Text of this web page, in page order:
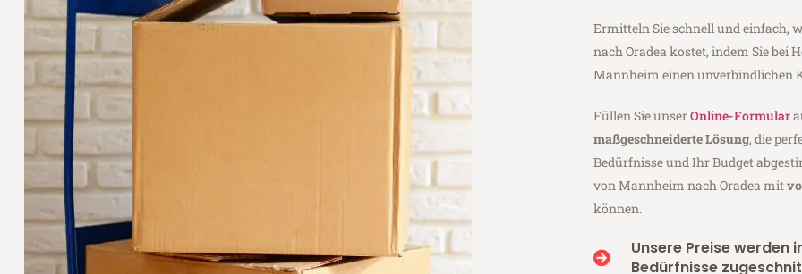
Ermitteln Sie schnell und einfach,
nach Oradea kostet, indem Sie bei
Mannheim einen unverbindlichen
Füllen Sie unserOnline-Formular
maßgeschneiderte Lösung, die
Bedürfnisse und Ihr Budget
von Mannheim nach Oradea mit
können.
Unsere Preise werden
Bedürfnisse